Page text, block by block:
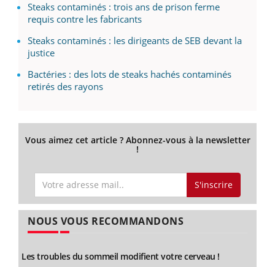
Steaks contaminés : trois ans de prison ferme
requis contre les fabricants
Steaks contaminés : les dirigeants de SEB devant la
justice
Bactéries : des lots de steaks hachés contaminés
retirés des rayons
Vous aimez cet article ? Abonnez-vous à la newsletter
!
S'inscrire
NOUS VOUS RECOMMANDONS
Les troubles du sommeil modifient votre cerveau !